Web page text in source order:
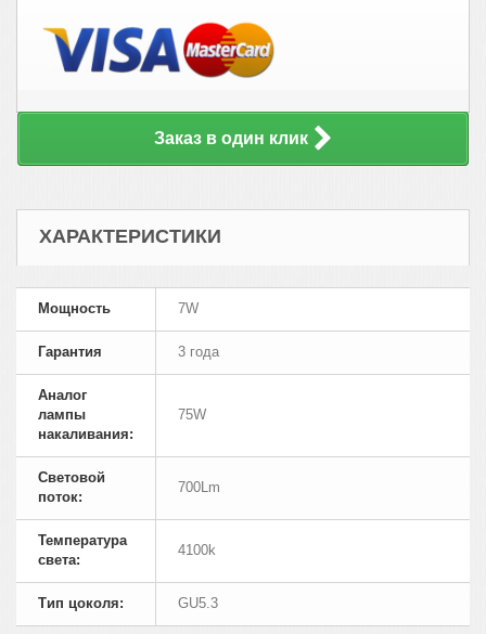
Заказ в один клик
ХАРАКТЕРИСТИКИ
Мощность 7W
Гарантия 3 года
Аналог
лампы
накаливания:
75W
Cветовой
поток:
700Lm
Температура
света:
4100k
Тип цоколя: GU5.3